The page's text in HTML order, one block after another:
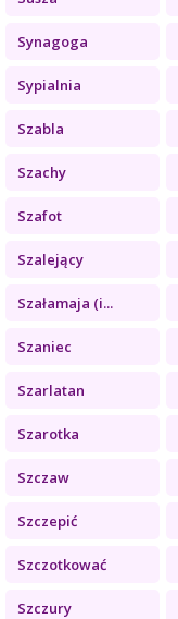
Synagoga
Sypialnia
Szabla
Szachy
Szafot
Szalejący
Szałamaja (i...
Szaniec
Szarlatan
Szarotka
Szczaw
Szczepić
Szczotkować
Szczury